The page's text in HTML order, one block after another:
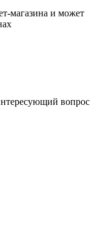
магазина и может
вопрос